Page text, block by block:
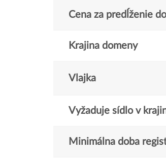
Cena za predĺženie
Krajina domeny
Vlajka
Vyžaduje sídlo v
Minimálna doba